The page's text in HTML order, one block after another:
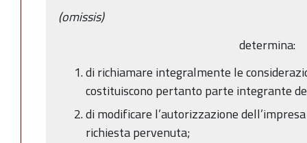
(omissis)
determina:
di richiamare integralmente le
costituiscono pertanto parte integrante
di modificare l’autorizzazione dell’impresa
richiesta pervenuta;